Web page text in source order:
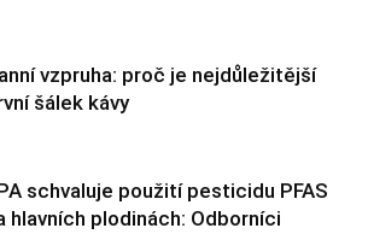
vzpruha: proč je nejdůležitější
šálek kávy
schvaluje použití pesticidu PFAS
hlavních plodinách: Odborníci